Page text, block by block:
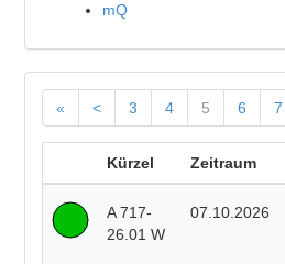
mQ
« < 3 4 5 6 7
Kürzel Zeitraum
A 717-
26.01 W
07.10.2026